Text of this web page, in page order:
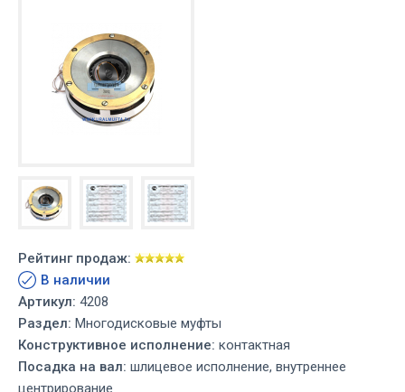
Рейтинг продаж:
В наличии
Артикул: 4208
Раздел: Многодисковые муфты
Конструктивное исполнение: контактная
Посадка на вал: шлицевое исполнение, внутреннее
центрирование